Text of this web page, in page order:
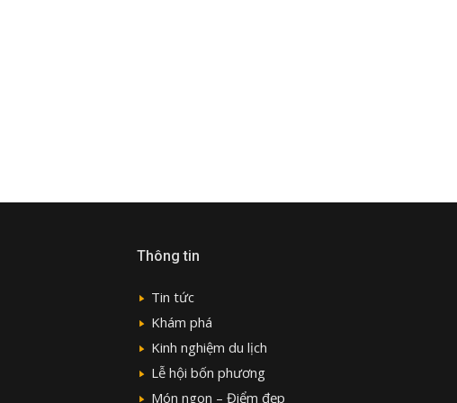
Thông tin
Tin tức
Khám phá
Kinh nghiệm du lịch
Lễ hội bốn phương
Món ngon – Điểm đẹp